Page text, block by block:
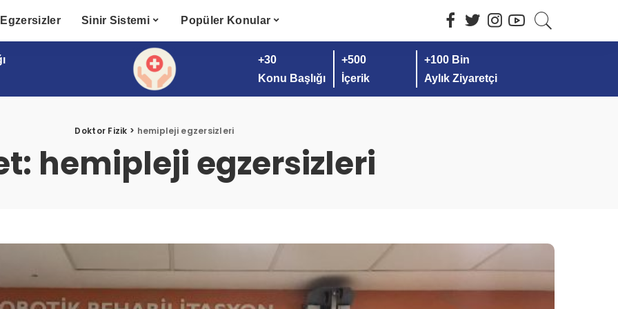
Egzersizler Sinir Sistemi Popüler Konular
+30
Konu Başlığı
+500
İçerik
+100 Bin
Aylık Ziyaretçi
Doktor Fizik > hemipleji egzersizleri
hemipleji egzersizleri